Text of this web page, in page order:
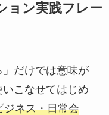
ョン実践フレー
だけでは意味が
こなせてはじめ
ジネス・日常会